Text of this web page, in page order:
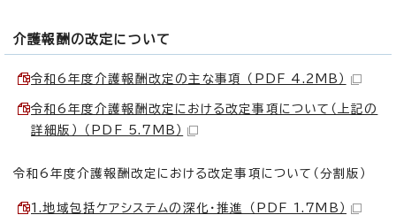
介護報酬の改定について
令和6年度介護報酬改定の主な事項 （PDF 4.2MB）
令和6年度介護報酬改定における改定事項について（上記の
詳細版） （PDF 5.7MB）
令和6年度介護報酬改定における改定事項について（分割版）
1.地域包括ケアシステムの深化・推進 （PDF 1.7MB）